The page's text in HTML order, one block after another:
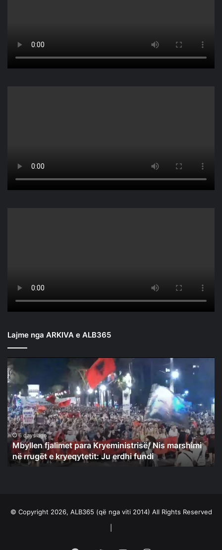
Lajme nga ARKIVA e ALB365
Mbyllen
fjalimet
para
Kryeministrisë/
Nis
marshimi
në
rrugët
kryeqytetit:
6 days ago
Mbyllen fjalimet para Kryeministrisë/ Nis marshimi
në rrugët e kryeqytetit: Ju erdhi fundi
© Copyright 2026, ALB365 (që nga viti 2014) All Rights Reserved